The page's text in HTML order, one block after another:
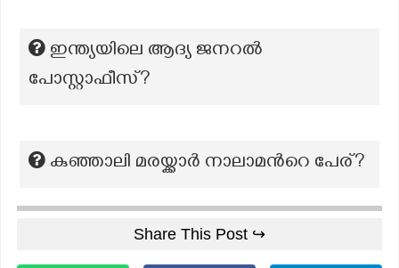
ഇന്ത്യയിലെ ആദ്യ ജനറൽ
പോസ്റ്റാഫീസ്?
കുഞ്ഞാലി മരയ്ക്കാർ നാലാമന്‍റെ പേര്?
Share This Post ↪